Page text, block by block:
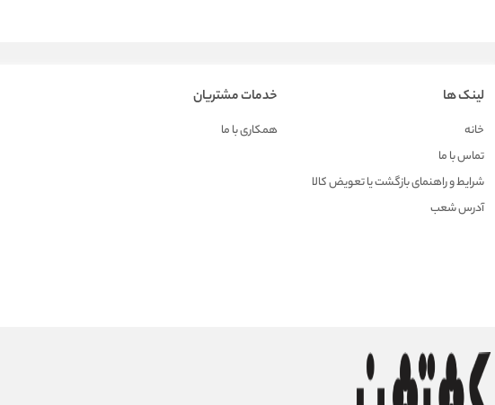
لینک ها
خانه
تماس با ما
شرایط و راهنمای بازگشت یا تعویض کالا
آدرس شعب
خدمات مشتریان
همکاری با ما